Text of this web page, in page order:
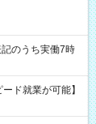
ド就業が可能】